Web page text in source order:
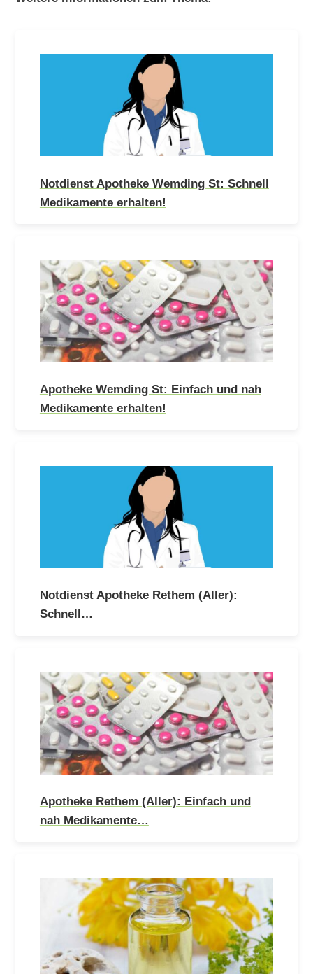
Notdienst Apotheke Wemding St: Schnell
Medikamente erhalten!
Apotheke Wemding St: Einfach und nah
Medikamente erhalten!
Notdienst Apotheke Rethem (Aller):
Schnell…
Apotheke Rethem (Aller): Einfach und
nah Medikamente…